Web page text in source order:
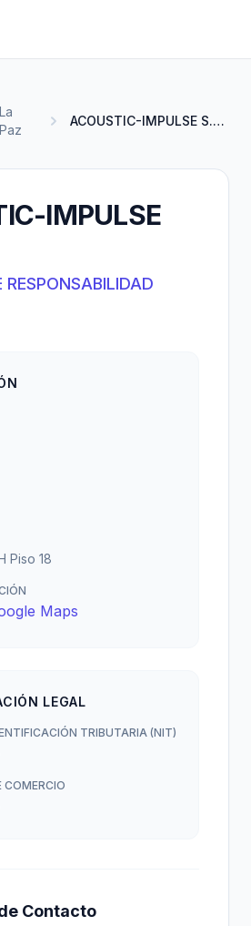
La
Paz
ACOUSTIC-IMPULSE S.R.L.
IMPULSE
RESPONSABILIDAD
Piso 18
Maps
LEGAL
TRIBUTARIA (NIT)
COMERCIO
Contacto